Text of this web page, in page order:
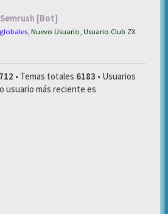
Semrush [Bot]
Nuevo Usuario Usuario Club ZX
• Temas totales 6183 • Usuarios
usuario más reciente es